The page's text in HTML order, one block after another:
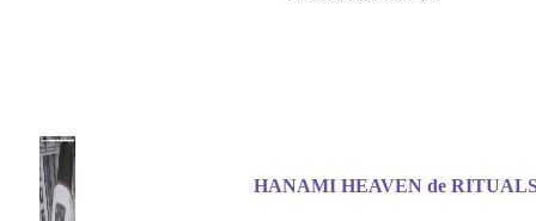
HANAMI HEAVEN de